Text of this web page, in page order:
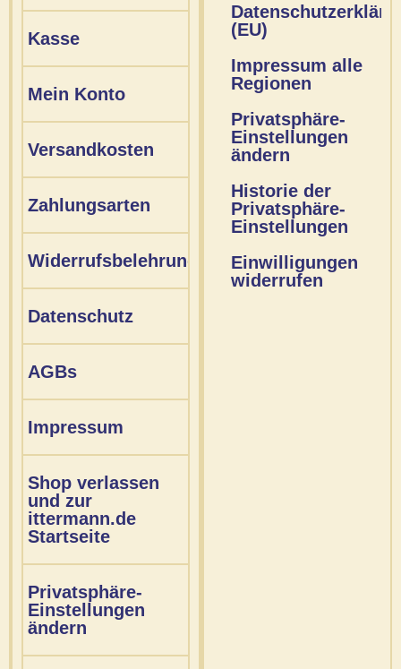
Kasse
Mein Konto
Versandkosten
Zahlungsarten
Widerrufsbelehrung
Datenschutz
AGBs
Impressum
Shop verlassen
und zur
ittermann.de
Startseite
Privatsphäre-
Einstellungen
ändern
(EU)
Impressum alle
Regionen
Privatsphäre-
Einstellungen
ändern
Historie der
Privatsphäre-
Einstellungen
Einwilligungen
widerrufen